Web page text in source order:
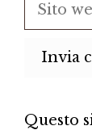
web
Questo